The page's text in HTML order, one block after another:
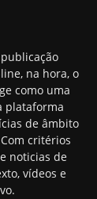
na hora, o
como uma
plataforma
de âmbito
critérios
noticias de
vídeos e